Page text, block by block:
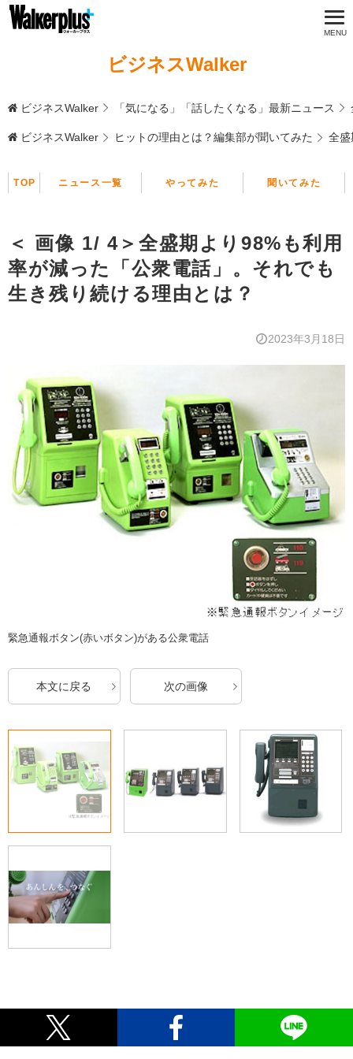
ビジネスWalker
ビジネスWalker 「気になる」「話したくなる」最新ニュース
ビジネスWalker ヒットの理由とは？編集部が聞いてみた 全盛
TOP ニュース一覧 やってみた 聞いてみた
＜ 画像 1/ 4＞全盛期より98%も利用
率が減った「公衆電話」。それでも
生き残り続ける理由とは？
2023年3月18日
緊急通報ボタン(赤いボタン)がある公衆電話
本文に戻る 次の画像